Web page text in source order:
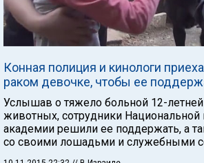
Конная полиция и кинологи
раком девочке, чтобы ее
Услышав о тяжело больной 12-
животных, сотрудники Национальной
академии решили ее поддержать, а
со своими лошадьми и служебными